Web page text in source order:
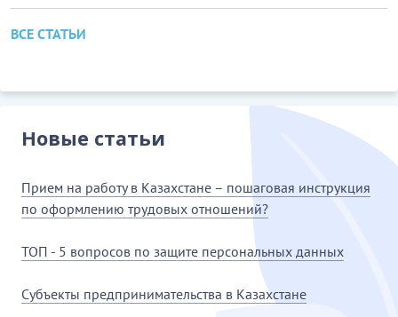
ВСЕ СТАТЬИ
Новые статьи
Прием на работу в Казахстане – пошаговая инструкция
по оформлению трудовых отношений?
ТОП - 5 вопросов по защите персональных данных
Субъекты предпринимательства в Казахстане